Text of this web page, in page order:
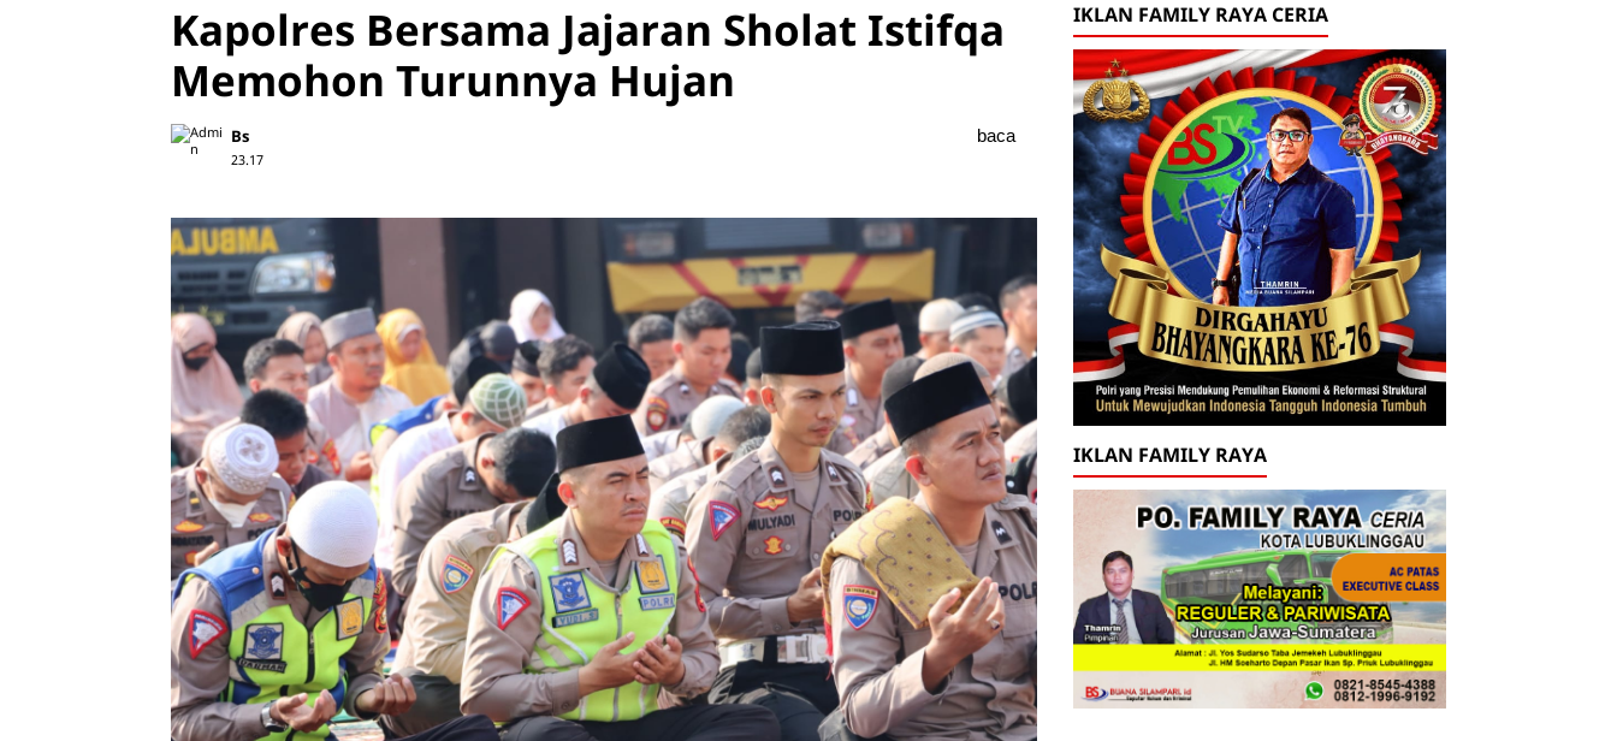
Kapolres Bersama Jajaran Sholat Istifqa
Memohon Turunnya Hujan
Bs
23.17
baca
IKLAN FAMILY RAYA CERIA
IKLAN FAMILY RAYA